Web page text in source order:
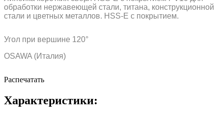
обработки нержавеющей стали, титана, конструкционной
стали и цветных металлов. HSS-E с покрытием.
Угол при вершине 120°
OSAWA (Италия)
Распечатать
Характеристики: